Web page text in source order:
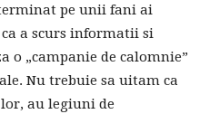
pe unii fani ai
a scurs informatii si
„campanie de calomnie”
Nu trebuie sa uitam ca
au legiuni de